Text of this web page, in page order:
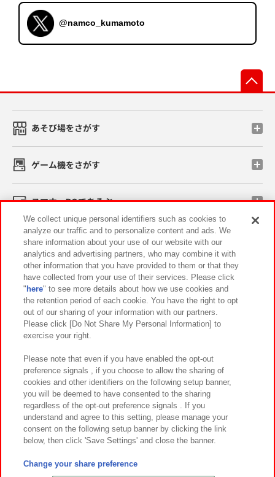
@namco_kumamoto
あそび場をさがす
ゲーム機をさがす
スマホ・PCであそぶ
イベント・キャンペーン
関連会社 サステナビリティ サイトポリシー
プライバシーポリシー ウェブアクセシビリティ方針と検証結果
お取引先さまとともに
カスタマーハラスメント対応方針 よくあるご質問・お問い合わせ
©Bandai Namco Amusement Inc.
©Bandai Namco Amusement Lab Inc.
We collect unique personal identifiers such as cookies to
analyze our traffic and to personalize content and ads. We
share information about your use of our website with our
analytics and advertising partners, who may combine it with
other information that you have provided to them or that they
have collected from your use of their services. Please click
" here" to see more details about how we use cookies and
the retention period of each cookie. You have the right to opt
out of our sharing of your information with our partners.
Please click [Do Not Share My Personal Information] to
exercise your right.
Please note that even if you have enabled the opt-out
preference signals , if you choose to allow the sharing of
cookies and other identifiers on the following setup banner,
you will be deemed to have consented to the sharing
regardless of the opt-out preference signals . If you
understand and agree to this setting, please manage your
consent on the following setup banner by clicking the link
below, then click 'Save Settings' and close the banner.
Change your share preference